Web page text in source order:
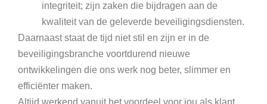
integriteit; zijn zaken die bijdragen aan de
kwaliteit van de geleverde beveiligingsdiensten.
Daarnaast staat de tijd niet stil en zijn er in de
beveiligingsbranche voortdurend nieuwe
ontwikkelingen die ons werk nog beter, slimmer en
efficiënter maken.